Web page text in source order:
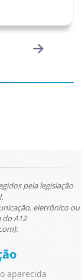
pela legislação
eletrônico ou
A12
aparecida